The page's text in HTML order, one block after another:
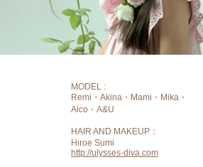
MODEL :
Remi・Akina・Mami・Mika・
Aico・A&U
HAIR AND MAKEUP：
Hiroe Sumi
http://ulysses-diva.com